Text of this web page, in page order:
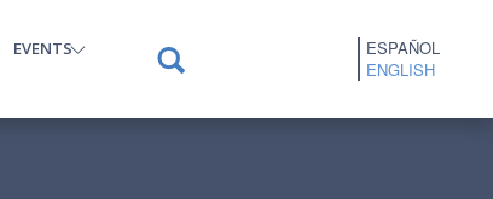
EVENTS
ESPAÑOL
ENGLISH